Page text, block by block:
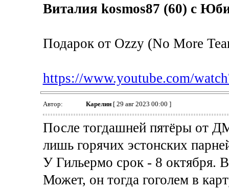
Виталия kosmos87 (60) с
Подарок от Ozzy (No More
https://www.youtube.com/
Автор: Карелин[ 29 авг 2023 00:00 ]
После тогдашней пятёры от
лишь горячих эстонских
У Гильермо срок - 8 октября.
Может, он тогда гоголем в